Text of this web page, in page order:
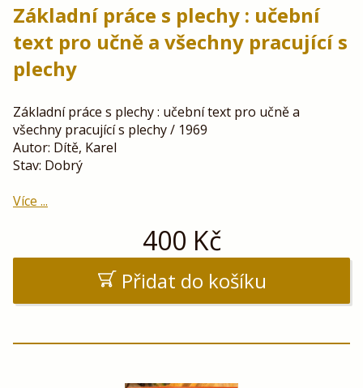
Základní práce s plechy : učební
text pro učně a všechny pracující s
plechy
Základní práce s plechy : učební text pro učně a
všechny pracující s plechy / 1969
Autor: Dítě, Karel
Stav: Dobrý
Více ...
400 Kč
Přidat do košíku